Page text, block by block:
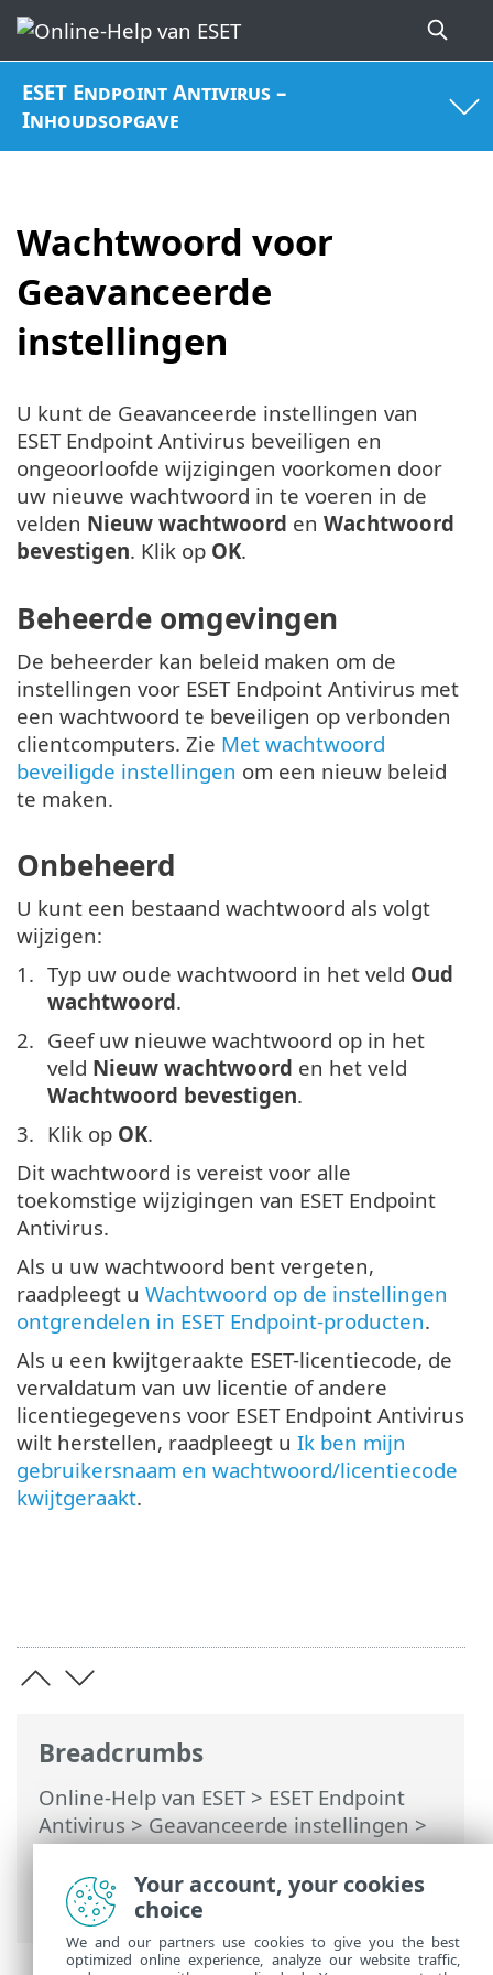
ESET Endpoint Antivirus –
Inhoudsopgave
Wachtwoord voor
Geavanceerde
instellingen
Breadcrumbs
Online-Help van ESET> ESET Endpoint
Antivirus>Geavanceerde instellingen>
Gebruikersinterface>
Toegangsinstellingen> Wachtwoord voor
Geavanceerde instellingen
U kunt de Geavanceerde instellingen van
ESET Endpoint Antivirus beveiligen en
ongeoorloofde wijzigingen voorkomen door
uw nieuwe wachtwoord in te voeren in de
velden Nieuw wachtwoord en Wachtwoord
bevestigen. Klik op OK.
Beheerde omgevingen
De beheerder kan beleid maken om de
instellingen voor ESET Endpoint Antivirus met
een wachtwoord te beveiligen op verbonden
clientcomputers. Zie Met wachtwoord
beveiligde instellingen om een nieuw beleid
te maken.
Onbeheerd
U kunt een bestaand wachtwoord als volgt
wijzigen:
Typ uw oude wachtwoord in het veld Oud
wachtwoord.
Geef uw nieuwe wachtwoord op in het
veld Nieuw wachtwoord en het veld
Wachtwoord bevestigen.
Klik op OK.
Dit wachtwoord is vereist voor alle
toekomstige wijzigingen van ESET Endpoint
Antivirus.
Als u uw wachtwoord bent vergeten,
raadpleegt u Wachtwoord op de instellingen
ontgrendelen in ESET Endpoint-producten.
Als u een kwijtgeraakte ESET-licentiecode, de
vervaldatum van uw licentie of andere
licentiegegevens voor ESET Endpoint Antivirus
wilt herstellen, raadpleegt u Ik ben mijn
gebruikersnaam en wachtwoord/licentiecode
kwijtgeraakt.
Your account, your cookies
choice
We and our partners use cookies to give you the best
optimized online experience, analyze our website traffic,